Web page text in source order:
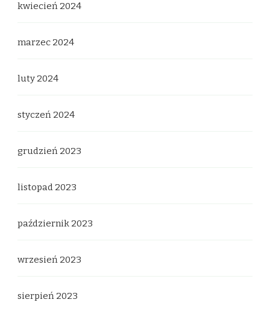
kwiecień 2024
marzec 2024
luty 2024
styczeń 2024
grudzień 2023
listopad 2023
październik 2023
wrzesień 2023
sierpień 2023